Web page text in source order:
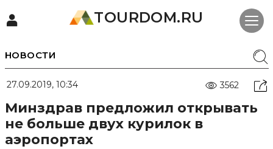
TOURDOM.RU
НОВОСТИ
27.09.2019, 10:34 3562
Минздрав предложил открывать
не больше двух курилок в
аэропортах